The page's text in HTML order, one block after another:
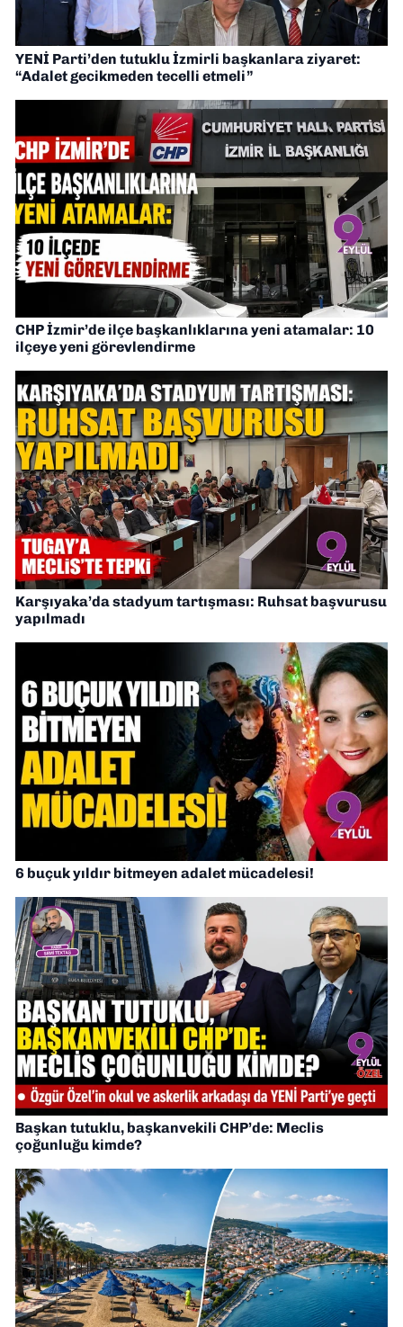
YENİ Parti’den tutuklu İzmirli başkanlara ziyaret:
“Adalet gecikmeden tecelli etmeli”
CHP İzmir’de ilçe başkanlıklarına yeni atamalar: 10
ilçeye yeni görevlendirme
Karşıyaka’da stadyum tartışması: Ruhsat başvurusu
yapılmadı
6 buçuk yıldır bitmeyen adalet mücadelesi!
Başkan tutuklu, başkanvekili CHP’de: Meclis
çoğunluğu kimde?